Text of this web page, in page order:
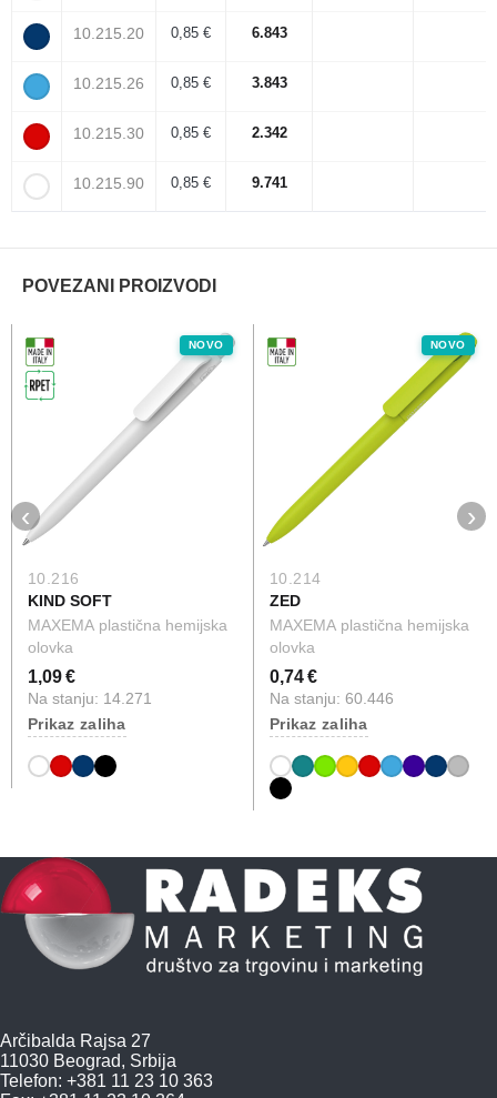
10.215.20 0,85 € 6.843
10.215.26 0,85 € 3.843
10.215.30 0,85 € 2.342
10.215.90 0,85 € 9.741
POVEZANI PROIZVODI
NOVO
10.216
KIND SOFT
MAXEMA plastična hemijska
olovka
1,09 €
Na stanju: 14.271
Prikaz zaliha
NOVO
10.214
ZED
MAXEMA plastična hemijska
olovka
0,74 €
Na stanju: 60.446
Prikaz zaliha
‹ ›
Arčibalda Rajsa 27
11030 Beograd, Srbija
Telefon: +381 11 23 10 363